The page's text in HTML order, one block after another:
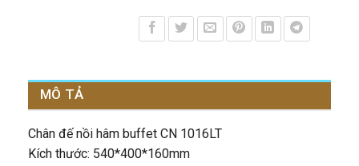
MÔ TẢ
Chân đế nồi hâm buffet CN 1016LT
Kích thước: 540*400*160mm